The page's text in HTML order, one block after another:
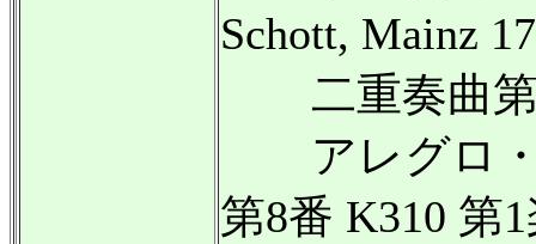
Schott, Mainz
二重奏曲第
アレグロ・
第8番 K310 第